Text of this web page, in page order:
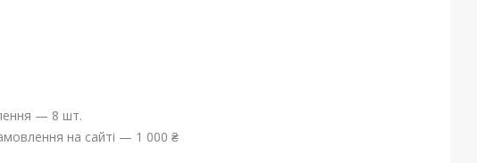
— 8 шт.
на сайті — 1 000 ₴